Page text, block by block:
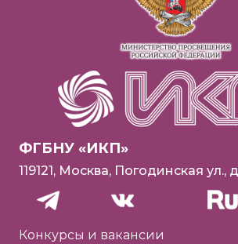
ФГБНУ «ИКП»
119121, Москва, Погодинская ул.,
Конкурсы и вакансии